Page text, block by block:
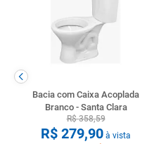
Bacia com Caixa Acoplada
Branco - Santa Clara
R$ 358,59
R$ 279,90 à vista